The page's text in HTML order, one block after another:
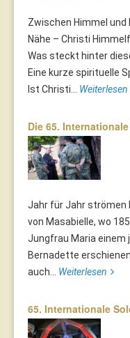
Zwischen Himmel und
Nähe – Christi
Was steckt hinter
Eine kurze spirituelle
Ist Christi... Weiterlesen
Die 65.
Jahr für Jahr strömen
von Masabielle, wo
Jungfrau Maria einem
Bernadette
auch... Weiterlesen
65. Internationale